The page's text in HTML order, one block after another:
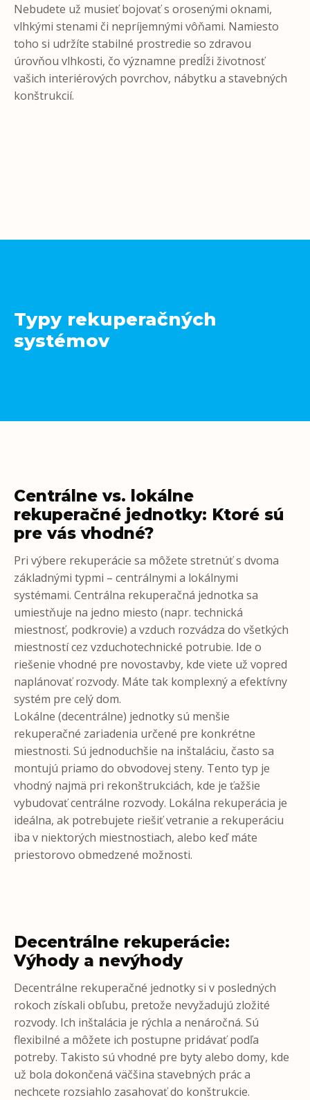
Nebudete už musieť bojovať s orosenými oknami,
vlhkými stenami či nepríjemnými vôňami. Namiesto
toho si udržíte stabilné prostredie so zdravou
úrovňou vlhkosti, čo významne predĺži životnosť
vašich interiérových povrchov, nábytku a stavebných
konštrukcií.
Typy rekuperačných
systémov
Centrálne vs. lokálne
rekuperačné jednotky: Ktoré sú
pre vás vhodné?
Pri výbere rekuperácie sa môžete stretnúť s dvoma
základnými typmi – centrálnymi a lokálnymi
systémami. Centrálna rekuperačná jednotka sa
umiestňuje na jedno miesto (napr. technická
miestnosť, podkrovie) a vzduch rozvádza do všetkých
miestností cez vzduchotechnické potrubie. Ide o
riešenie vhodné pre novostavby, kde viete už vopred
naplánovať rozvody. Máte tak komplexný a efektívny
systém pre celý dom.
Lokálne (decentrálne) jednotky sú menšie
rekuperačné zariadenia určené pre konkrétne
miestnosti. Sú jednoduchšie na inštaláciu, často sa
montujú priamo do obvodovej steny. Tento typ je
vhodný najmä pri rekonštrukciách, kde je ťažšie
vybudovať centrálne rozvody. Lokálna rekuperácia je
ideálna, ak potrebujete riešiť vetranie a rekuperáciu
iba v niektorých miestnostiach, alebo keď máte
priestorovo obmedzené možnosti.
Decentrálne rekuperácie:
Výhody a nevýhody
Decentrálne rekuperačné jednotky si v posledných
rokoch získali obľubu, pretože nevyžadujú zložité
rozvody. Ich inštalácia je rýchla a nenáročná. Sú
flexibilné a môžete ich postupne pridávať podľa
potreby. Takisto sú vhodné pre byty alebo domy, kde
už bola dokončená väčšina stavebných prác a
nechcete rozsiahlo zasahovať do konštrukcie.